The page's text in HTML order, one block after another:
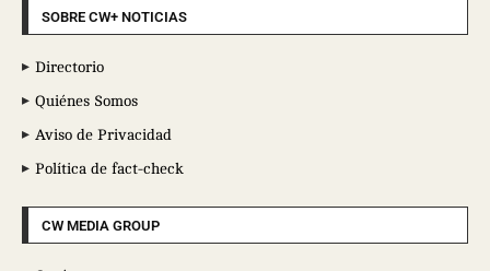
SOBRE CW+ NOTICIAS
Directorio
Quiénes Somos
Aviso de Privacidad
Política de fact-check
CW MEDIA GROUP